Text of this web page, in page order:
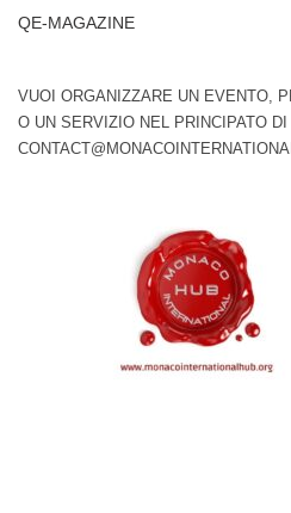
QE-MAGAZINE
VUOI ORGANIZZARE UN EVENTO,
O UN SERVIZIO NEL PRINCIPATO